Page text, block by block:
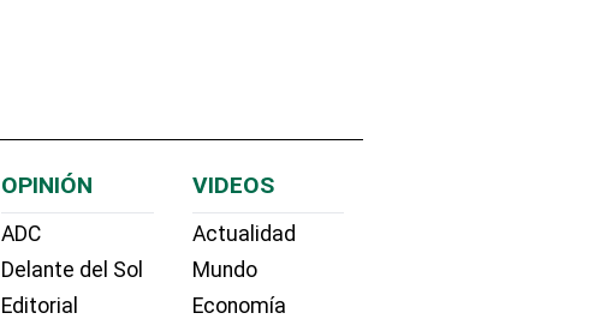
OPINIÓN
ADC
Delante del Sol
Editorial
VIDEOS
Actualidad
Mundo
Economía